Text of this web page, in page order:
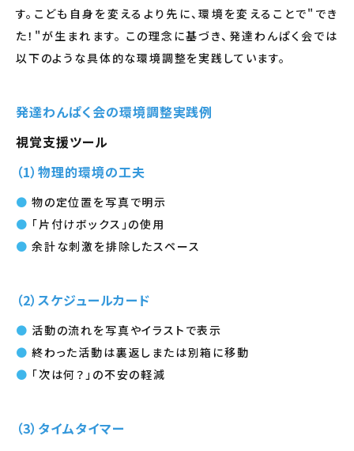
す。こども自身を変えるより先に、環境を変えることで"でき
た！"が生まれます。 この理念に基づき、発達わんぱく会では
以下のような具体的な環境調整を実践しています。
発達わんぱく会の環境調整実践例
視覚支援ツール
（1）物理的環境の工夫
物の定位置を写真で明示
「片付けボックス」の使用
余計な刺激を排除したスペース
（2）スケジュールカード
活動の流れを写真やイラストで表示
終わった活動は裏返しまたは別箱に移動
「次は何？」の不安の軽減
（3）タイムタイマー